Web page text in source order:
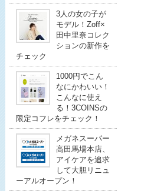
3人の女の子が
モデル！Zoff×
田中里奈コレク
ションの新作を
チェック
1000円でこん
なにかわいい！
こんなに使え
る！3COINSの
限定コフレをチェック！
メガネスーパー
高田馬場本店、
アイケアを追求
して大胆リニュ
ーアルオープン！